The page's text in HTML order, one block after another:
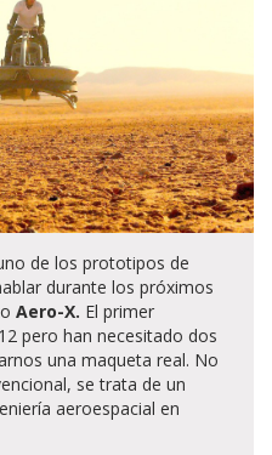
de los prototipos de
durante los próximos
Aero-X. El primer
pero han necesitado dos
una maqueta real. No
se trata de un
aeroespacial en